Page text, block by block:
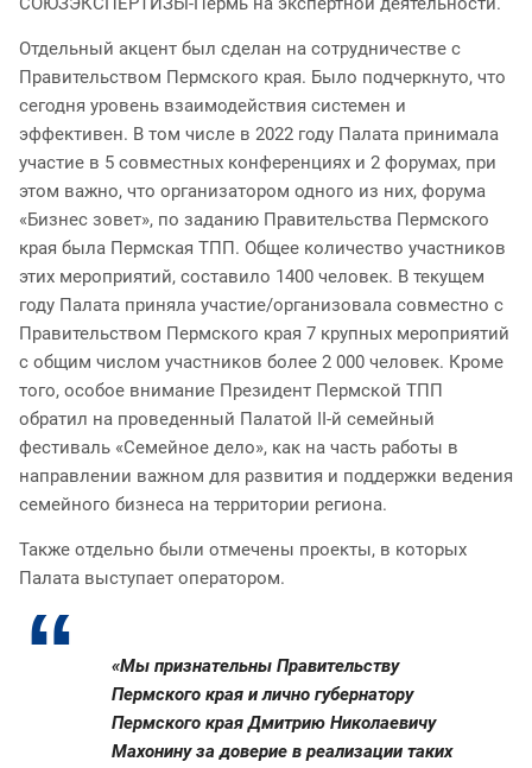
Отдельный акцент был сделан на сотрудничестве с
Правительством Пермского края. Было подчеркнуто, что
сегодня уровень взаимодействия системен и
эффективен. В том числе в 2022 году Палата принимала
участие в 5 совместных конференциях и 2 форумах, при
этом важно, что организатором одного из них, форума
«Бизнес зовет», по заданию Правительства Пермского
края была Пермская ТПП. Общее количество участников
этих мероприятий, составило 1400 человек. В текущем
году Палата приняла участие/организовала совместно с
Правительством Пермского края 7 крупных мероприятий
с общим числом участников более 2 000 человек. Кроме
того, особое внимание Президент Пермской ТПП
обратил на проведенный Палатой II-й семейный
фестиваль «Семейное дело», как на часть работы в
направлении важном для развития и поддержки ведения
семейного бизнеса на территории региона.
Также отдельно были отмечены проекты, в которых
Палата выступает оператором.
«Мы признательны Правительству
Пермского края и лично губернатору
Пермского края Дмитрию Николаевичу
Махонину за доверие в реализации таких